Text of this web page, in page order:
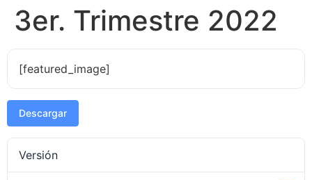
3er. Trimestre 2022
[featured_image]
Descargar
Versión